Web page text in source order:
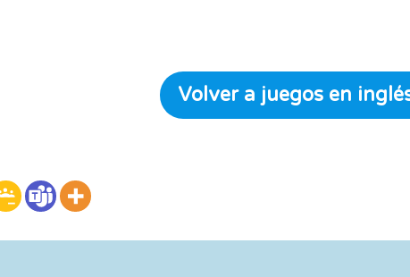
Volver a juegos en